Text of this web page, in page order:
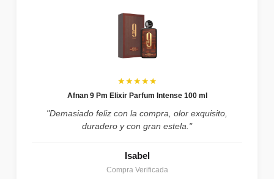
★★★★★
Afnan 9 Pm Elixir Parfum Intense 100 ml
"Demasiado feliz con la compra, olor exquisito,
duradero y con gran estela."
Isabel
Compra Verificada